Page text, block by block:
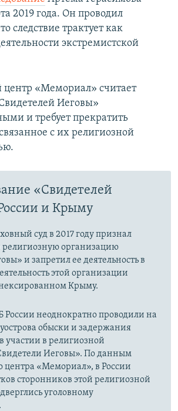
2019 года. Он проводил
следствие трактует как
экстремистской
«Мемориал» считает
Иеговы»
и требует прекратить
с их религиозной
«Свидетелей
и Крыму
суд в 2017 году признал
религиозную организацию
и запретил ее деятельность в
этой организации
Крыму.
неоднократно проводили на
обыски и задержания
участии в религиозной
Иеговы». По данным
центра «Мемориал», в России
сторонников этой религиозной
уголовному